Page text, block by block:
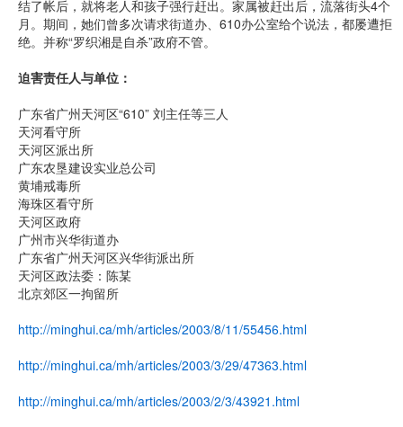
结了帐后，就将老人和孩子强行赶出。家属被赶出后，流落街头4个
月。期间，她们曾多次请求街道办、610办公室给个说法，都屡遭拒
绝。并称“罗织湘是自杀”政府不管。
迫害责任人与单位：
广东省广州天河区“610” 刘主任等三人
天河看守所
天河区派出所
广东农垦建设实业总公司
黄埔戒毒所
海珠区看守所
天河区政府
广州市兴华街道办
广东省广州天河区兴华街派出所
天河区政法委：陈某
北京郊区一拘留所
http://minghui.ca/mh/articles/2003/8/11/55456.html
http://minghui.ca/mh/articles/2003/3/29/47363.html
http://minghui.ca/mh/articles/2003/2/3/43921.html